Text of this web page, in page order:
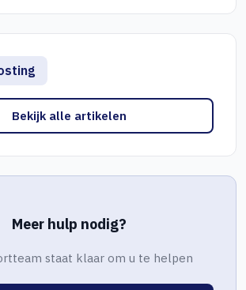
Bekijk alle artikelen
Meer hulp nodig?
staat klaar om u te helpen